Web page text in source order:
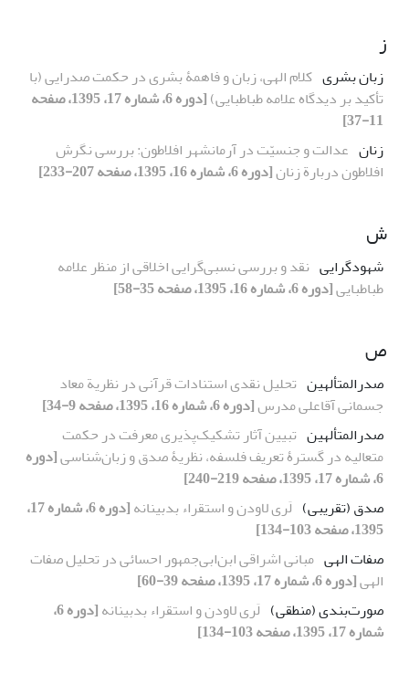
ز
زبان بشری کلام الهی، زبان و فاهمۀ بشری در حکمت صدرایی (با
تأکید بر دیدگاه علامه طباطبایی)
[دوره 6، شماره 17، 1395، صفحه
11-37]
زنان عدالت و جنسیّت در آرمانشهر افلاطون: بررسی نگرش
افلاطون دربارة زنان[دوره 6، شماره 16، 1395، صفحه 207-233]
ش
شهودگرایی نقد و بررسی نسبی‌گرایی اخلاقی از منظر علامه
طباطبایی[دوره 6، شماره 16، 1395، صفحه 35-58]
ص
صدرالمتألهین تحلیل نقدی استنادات قرآنی در نظریة معاد
جسمانی آقاعلی مدرس[دوره 6، شماره 16، 1395، صفحه 9-34]
صدرالمتألهین تبیین آثار تشکیک‌پذیری معرفت در حکمت
متعالیه در گسترۀ تعریف فلسفه، نظریۀ صدق و زبان‌شناسی[دوره
6، شماره 17، 1395، صفحه 219-240]
صدق (تقریبی) لَری لاودن و استقراء بدبینانه
[دوره 6، شماره 17،
1395، صفحه 103-134]
صفات الهی مبانی اشراقی ابن‌ابی‌جمهور احسائی در تحلیل صفات
الهی[دوره 6، شماره 17، 1395، صفحه 39-60]
صورت‌بندی (منطقی) لَری لاودن و استقراء بدبینانه
[دوره 6،
شماره 17، 1395، صفحه 103-134]